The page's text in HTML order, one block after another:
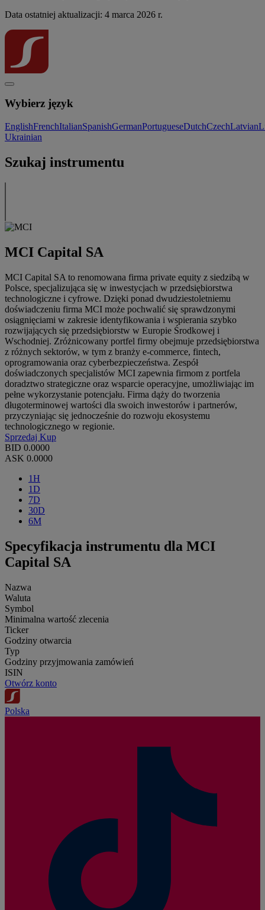
Data ostatniej aktualizacji: 4 marca 2026 r.
Wybierz język
EnglishFrenchItalianSpanishGermanPortugueseDutchCzechLatvian
Ukrainian
Szukaj instrumentu
MCI Capital SA
MCI Capital SA to renomowana firma private equity z siedzibą w
Polsce, specjalizująca się w inwestycjach w przedsiębiorstwa
technologiczne i cyfrowe. Dzięki ponad dwudziestoletniemu
doświadczeniu firma MCI może pochwalić się sprawdzonymi
osiągnięciami w zakresie identyfikowania i wspierania szybko
rozwijających się przedsiębiorstw w Europie Środkowej i
Wschodniej. Zróżnicowany portfel firmy obejmuje przedsiębiorstwa
z różnych sektorów, w tym z branży e-commerce, fintech,
oprogramowania oraz cyberbezpieczeństwa. Zespół
doświadczonych specjalistów MCI zapewnia firmom z portfela
doradztwo strategiczne oraz wsparcie operacyjne, umożliwiając im
pełne wykorzystanie potencjału. Firma dąży do tworzenia
długoterminowej wartości dla swoich inwestorów i partnerów,
przyczyniając się jednocześnie do rozwoju ekosystemu
technologicznego w regionie.
Sprzedaj Kup
BID 0.0000
ASK 0.0000
1H
1D
7D
30D
6M
Specyfikacja instrumentu dla MCI
Capital SA
Nazwa
Waluta
Symbol
Minimalna wartość zlecenia
Ticker
Godziny otwarcia
Typ
Godziny przyjmowania zamówień
ISIN
Otwórz konto
Polska